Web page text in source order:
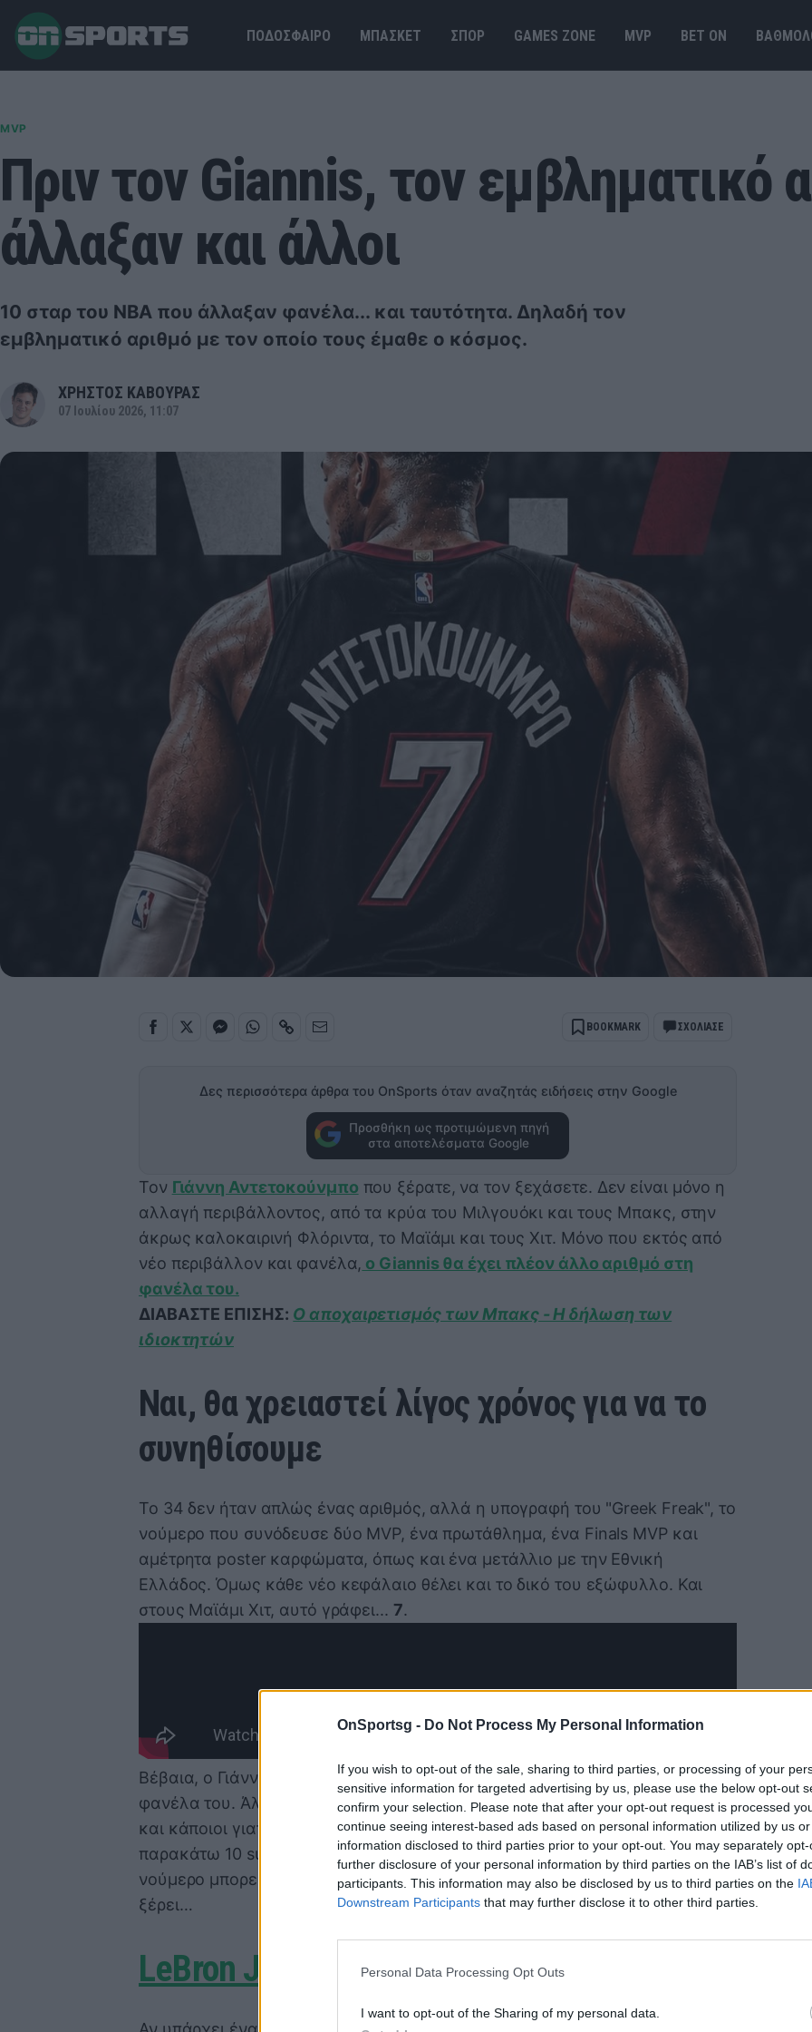
OnSportsg - Do Not Process My Personal Information
If you wish to opt-out of the sale, sharing to third parties, or processing of your
sensitive information for targeted advertising by us, please use the below opt-out
confirm your selection. Please note that after your opt-out request is processed
continue seeing interest-based ads based on personal information utilized by us
information disclosed to third parties prior to your opt-out. You may separately
further disclosure of your personal information by third parties on the IAB’s list of
participants. This information may also be disclosed by us to third parties on the
Downstream Participants that may further disclose it to other third parties.
Personal Data Processing Opt Outs
I want to opt-out of the Sharing of my personal data.
ΠΟΔΟΣΦΑΙΡΟ ΜΠΑΣΚΕΤ ΣΠΟΡ GAMES ΖΟΝΕ MVP BET ΟΝ
MVP
Πριν τον Giannis, τον εμβληματικό
άλλαξαν και άλλοι
10 σταρ του NBA που άλλαξαν φανέλα... και ταυτότητα. Δηλαδή τον
εμβληματικό αριθμό με τον οποίο τους έμαθε ο κόσμος.
ΧΡΗΣΤΟΣ ΚΑΒΟΥΡΑΣ
07 Ιουλίου 2026, 11:07
BOOKMARK ΣΧΟΛΙΑΣΕ
Δες περισσότερα άρθρα του OnSports όταν αναζητάς ειδήσεις στην Google
Προσθήκη ως προτιμώμενη πηγή
στα αποτελέσματα Google
Τον Γιάννη Αντετοκούνμπο που ξέρατε, να τον ξεχάσετε. Δεν είναι μόνο η
αλλαγή περιβάλλοντος, από τα κρύα του Μιλγουόκι και τους Μπακς, στην
άκρως καλοκαιρινή Φλόριντα, το Μαϊάμι και τους Χιτ. Μόνο που εκτός από
νέο περιβάλλον και φανέλα, ο Giannis θα έχει πλέον άλλο αριθμό στη
φανέλα του.
ΔΙΑΒΑΣΤΕ ΕΠΙΣΗΣ: Ο αποχαιρετισμός των Μπακς - Η δήλωση των
ιδιοκτητών
Ναι, θα χρειαστεί λίγος χρόνος για να το
συνηθίσουμε
Το 34 δεν ήταν απλώς ένας αριθμός, αλλά η υπογραφή του "Greek Freak", το
νούμερο που συνόδευσε δύο MVP, ένα πρωτάθλημα, ένα Finals MVP και
αμέτρητα poster καρφώματα, όπως και ένα μετάλλιο με την Εθνική
Ελλάδος. Όμως κάθε νέο κεφάλαιο θέλει και το δικό του εξώφυλλο. Και
στους Μαϊάμι Χιτ, αυτό γράφει... 7.
Βέβαια, ο Γιάννης δεν είναι ο πρώτος που αποφάσισε να αλλάξει αριθμό στη
φανέλα του. Άλλοι το έκαναν από σεβασμό, άλλοι λόγω... διαθεσιμότητας
και κάποιοι γιατί ήθελαν ένα restart χωρίς να αλλάξουν πλανήτη. Και οι
παρακάτω 10 superstars απέδειξαν ότι μερικές φορές ένα διαφορετικό
νούμερο μπορεί να σηματοδοτήσει μια ολόκληρη νέα εποχή. Ο Kobe Bryant
ξέρει…
LeBron James